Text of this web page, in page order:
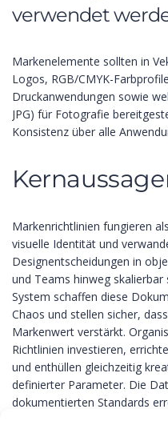
verwendet
Markenelemente sollten in
Logos, RGB/CMYK-
Druckanwendungen sowie
JPG) für Fotografie
Konsistenz über alle
Markenrichtlinien fungieren
visuelle Identität und
Designentscheidungen in
und Teams hinweg
System schaffen diese
Chaos und stellen sicher,
Markenwert verstärkt.
Richtlinien investieren,
und enthüllen gleichzeitig
definierter Parameter. Die
dokumentierten Standards